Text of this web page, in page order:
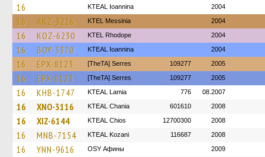
16 KTEAL Ioannina 2004
16 AKZ-3216 KTEL Messinia 2004
16 KOZ-6230 KTEL Rhodope 2004
16 BOY-3370 KTEAL Ioannina 2004
16 EPX-8123 [TheTA] Serres 109277 2005
16 EPX-8123 [TheTA] Serres 109277 2005
16 KHB-1747 KTEAL Lamia 776 08.2007
16 XNO-3116 KTEAL Chania 601610 2008
16 XIZ-6144 KTEAL Chios 12700300 2008
16 MNB-7154 KTEAL Kozani 116687 2008
16 YNN-9616 OSY Афины 2009